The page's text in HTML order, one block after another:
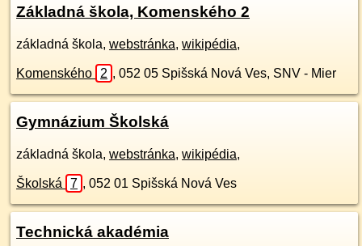
Základná škola, Komenského 2
základná škola, webstránka, wikipédia,
Komenského 2 , 052 05 Spišská Nová Ves, SNV - Mier
Gymnázium Školská
základná škola, webstránka, wikipédia,
Školská 7 , 052 01 Spišská Nová Ves
Technická akadémia